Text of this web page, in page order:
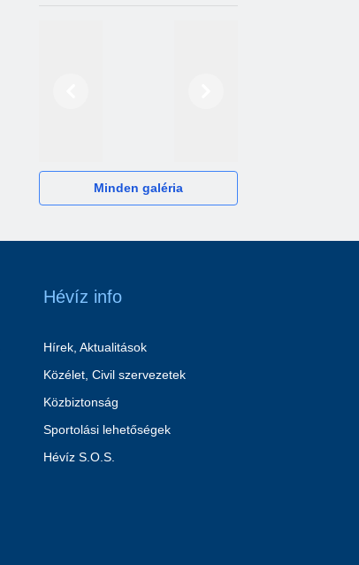
Minden galéria
Hévíz info
Hírek, Aktualitások
Közélet, Civil szervezetek
Közbiztonság
Sportolási lehetőségek
Hévíz S.O.S.